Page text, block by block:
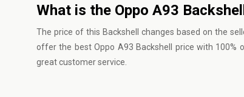
What is the Oppo A93
The price of this Backshell changes based on the
offer the best Oppo A93 Backshell price with 100%
great customer service.